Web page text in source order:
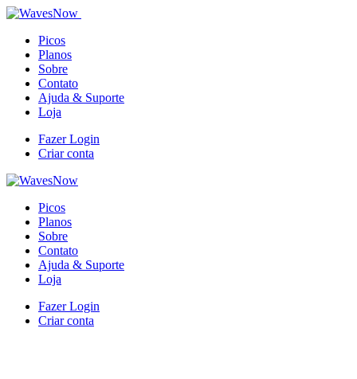
Picos
Planos
Sobre
Contato
Ajuda & Suporte
Loja
Fazer Login
Criar conta
Picos
Planos
Sobre
Contato
Ajuda & Suporte
Loja
Fazer Login
Criar conta